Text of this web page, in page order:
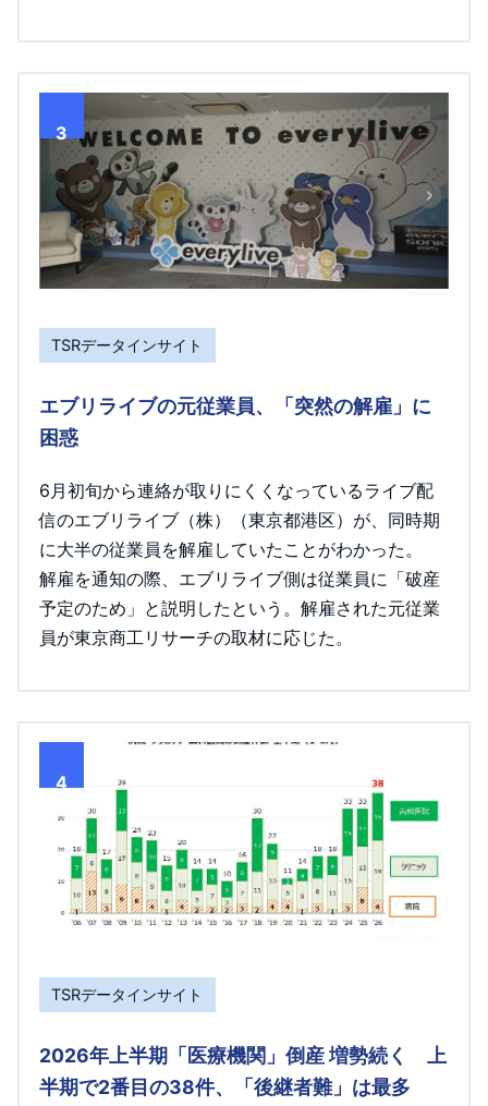
3
TSRデータインサイト
エブリライブの元従業員、「突然の解雇」に
困惑
6月初旬から連絡が取りにくくなっているライブ配
信のエブリライブ（株）（東京都港区）が、同時期
に大半の従業員を解雇していたことがわかった。
解雇を通知の際、エブリライブ側は従業員に「破産
予定のため」と説明したという。解雇された元従業
員が東京商工リサーチの取材に応じた。
4
TSRデータインサイト
2026年上半期「医療機関」倒産 増勢続く 上
半期で2番目の38件、「後継者難」は最多